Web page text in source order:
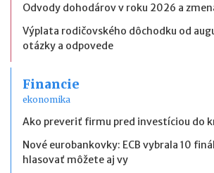
Odvody dohodárov v roku 2026 a
Výplata rodičovského dôchodku od
otázky a odpovede
Financie
ekonomika
Ako preveriť firmu pred investíciou do
Nové eurobankovky: ECB vybrala 10
hlasovať môžete aj vy